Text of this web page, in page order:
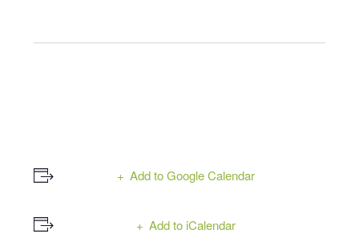
Add to Google Calendar
Add to iCalendar